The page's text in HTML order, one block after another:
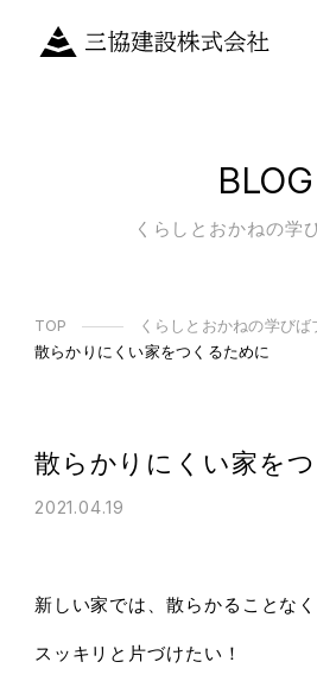
BLOG
くらしとおかねの学
TOP
くらしとおかねの学びば
散らかりにくい家をつくるために
散らかりにくい家を
2021.04.19
新しい家では、散らかることなく
スッキリと片づけたい！